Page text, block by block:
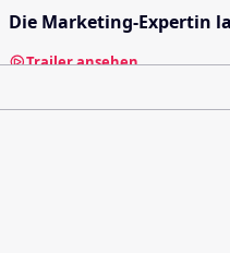
Die Marketing-Expertin
Trailer ansehen